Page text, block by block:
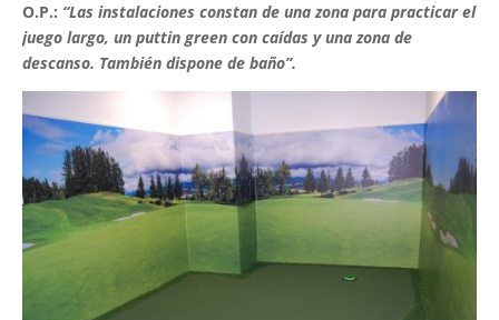
O.P.: “Las instalaciones constan de una zona para practicar el
juego largo, un puttin green con caídas y una zona de
descanso. También dispone de baño”.